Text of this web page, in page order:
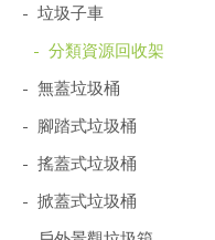
- 垃圾子車
- 分類資源回收架
- 無蓋垃圾桶
- 腳踏式垃圾桶
- 搖蓋式垃圾桶
- 掀蓋式垃圾桶